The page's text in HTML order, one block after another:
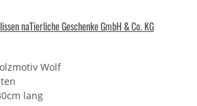
naTierliche Geschenke GmbH & Co. KG
Wolf
lang